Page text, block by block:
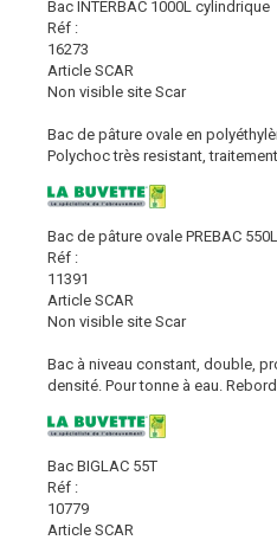
Bac INTERBAC 1000L cylindrique
Réf :
16273
Article SCAR
Non visible site Scar
Bac de pâture ovale en
Polychoc très resistant, traitement
Bac de pâture ovale PREBAC 550L
Réf :
11391
Article SCAR
Non visible site Scar
Bac à niveau constant, double,
densité. Pour tonne à eau. Rebord
Bac BIGLAC 55T
Réf :
10779
Article SCAR